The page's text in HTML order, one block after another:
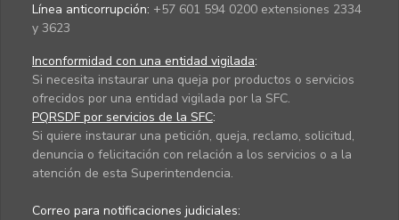
Línea anticorrupción: +57 601 594 0200 extensiones 2334
y 3623
Inconformidad con una entidad vigilada:
Si necesita instaurar una queja por productos o servicios
ofrecidos por una entidad vigilada por la SFC.
PQRSDF por servicios de la SFC:
Si quiere instaurar una petición, queja, reclamo, solicitud,
denuncia o felicitación con relación a los servicios o a la
atención de esta Superintendencia.
Correo para notificaciones judiciales: